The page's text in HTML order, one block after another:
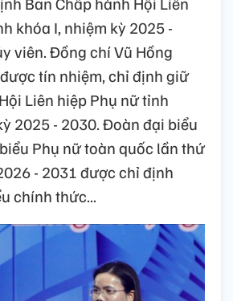
khóa I, nhiệm kỳ 2025 -
viên. Đồng chí Vũ Hồng
tín nhiệm, chỉ định giữ
Liên hiệp Phụ nữ tỉnh
2025 - 2030. Đoàn đại biểu
Phụ nữ toàn quốc lần thứ
- 2031 được chỉ định
chính thức...